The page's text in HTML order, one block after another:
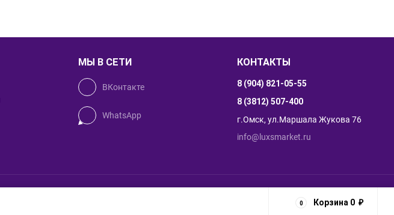
МЫ В СЕТИ
ВКонтакте
WhatsApp
КОНТАКТЫ
8 (904) 821-05-55
8 (3812) 507-400
г.Омск, ул.Маршала Жукова 76
info@luxsmarket.ru
Студия разработчиков "AG group"
0 Корзина 0 ₽